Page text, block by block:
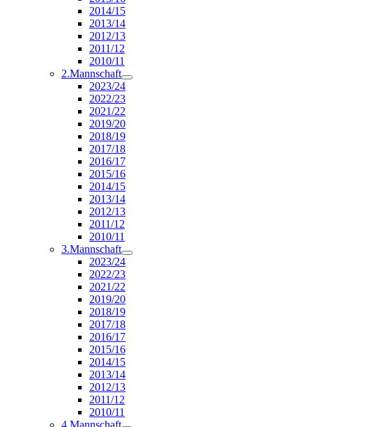
2014/15
2013/14
2012/13
2011/12
2010/11
2.Mannschaft
2023/24
2022/23
2021/22
2019/20
2018/19
2017/18
2016/17
2015/16
2014/15
2013/14
2012/13
2011/12
2010/11
3.Mannschaft
2023/24
2022/23
2021/22
2019/20
2018/19
2017/18
2016/17
2015/16
2014/15
2013/14
2012/13
2011/12
2010/11
4.Mannschaft